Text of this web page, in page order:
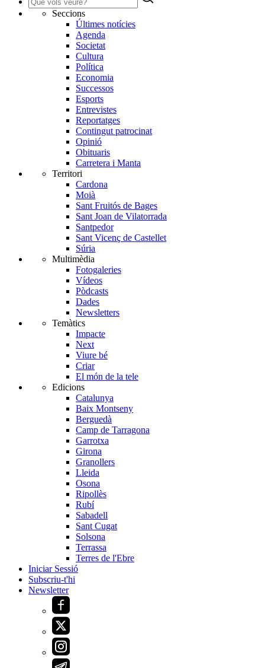
Seccions
Últimes notícies
Agenda
Societat
Cultura
Política
Economia
Successos
Esports
Entrevistes
Reportatges
Contingut patrocinat
Opinió
Obituaris
Carretera i Manta
Territori
Cardona
Moià
Sant Fruitós de Bages
Sant Joan de Vilatorrada
Santpedor
Sant Vicenç de Castellet
Súria
Multimèdia
Fotogaleries
Vídeos
Pòdcasts
Dades
Newsletters
Temàtics
Impacte
Next
Viure bé
Criar
El món de la tele
Edicions
Catalunya
Baix Montseny
Berguedà
Camp de Tarragona
Garrotxa
Girona
Granollers
Lleida
Osona
Ripollès
Rubí
Sabadell
Sant Cugat
Solsona
Terrassa
Terres de l'Ebre
Iniciar Sessió
Subscriu-t'hi
Newsletter